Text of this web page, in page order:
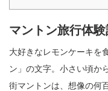
マントン旅行体
大好きなレモンケーキを
ン」の文字。小さい頃か
街マントンは、想像の何